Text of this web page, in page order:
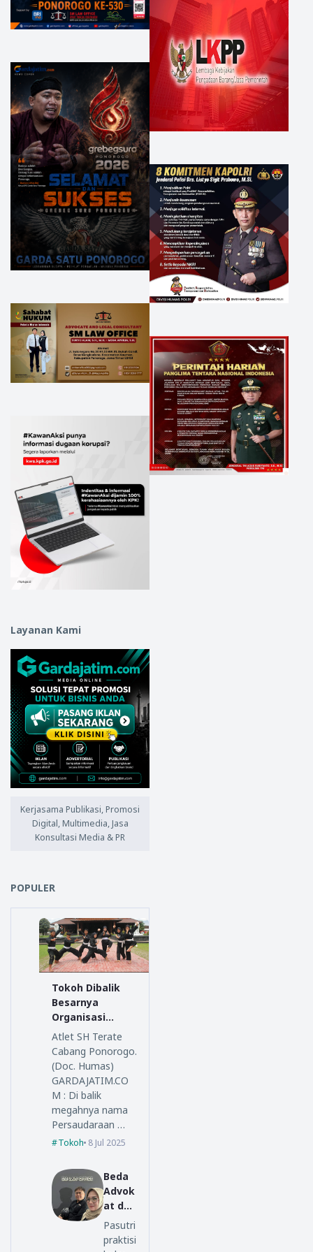
Layanan Kami
Kerjasama Publikasi, Promosi
Digital, Multimedia, Jasa
Konsultasi Media & PR
POPULER
Tokoh Dibalik
Besarnya
Organisasi
Persaudaraan
Setia Hati
Terate
Atlet SH Terate
Cabang Ponorogo.
(Doc. Humas)
GARDAJATIM.CO
M : Di balik
megahnya nama
Persaudaraan …
Tokoh 8 Jul 2025
Beda
Advok
at dan
Lawye
r, Ini
Pasutri
praktisi